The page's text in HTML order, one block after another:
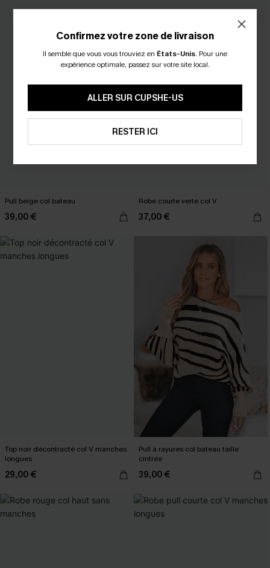
Pull beige col bateau
39,00 €
Robe courte verte col V
37,00 €
Top noir décontracté col V manches
longues
29,00 €
Pull à rayures col bateau taille
cintrée
39,00 €
Confirmez votre zone de livraison
Il semble que vous vous trouviez en États-Unis. Pour une
expérience optimale, passez sur votre site local.
ALLER SUR CUPSHE-US
RESTER ICI